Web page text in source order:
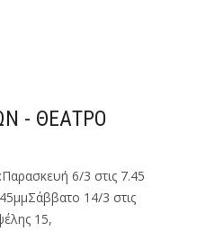
- ΘΕΑΤΡΟ
6/3 στις 7.45
14/3 στις
15,